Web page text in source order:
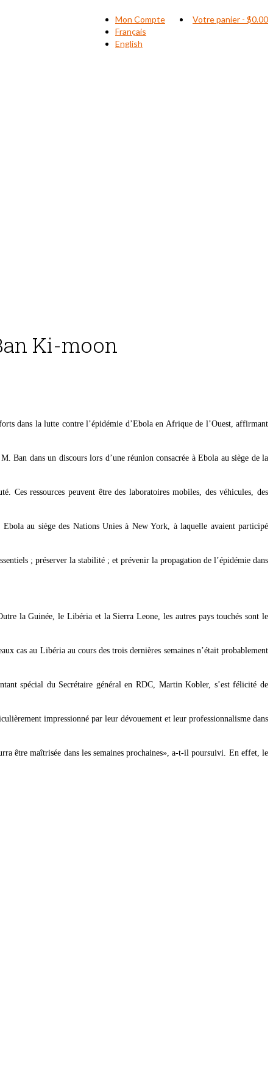
Mon Compte
Français
English
Votre panier - $0.00
Ki-moon
dans la lutte contre l’épidémie d’Ebola en Afrique de l’Ouest, affirmant
Ban dans un discours lors d’une réunion consacrée à Ebola au siège de la
ressources peuvent être des laboratoires mobiles, des véhicules, des
au siège des Nations Unies à New York, à laquelle avaient participé
; préserver la stabilité ; et prévenir la propagation de l’épidémie dans
la Guinée, le Libéria et la Sierra Leone, les autres pays touchés sont le
cas au Libéria au cours des trois dernières semaines n’était probablement
spécial du Secrétaire général en RDC, Martin Kobler, s’est félicité de
impressionné par leur dévouement et leur professionnalisme dans
être maîtrisée dans les semaines prochaines», a-t-il poursuivi. En effet, le